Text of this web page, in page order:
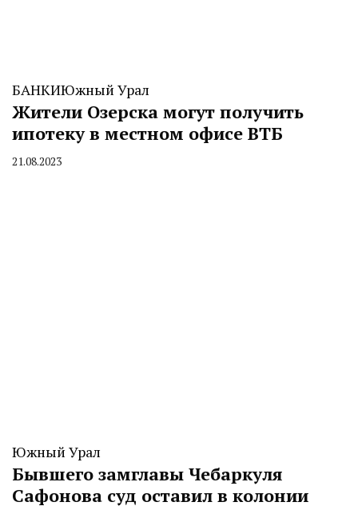
БАНКИЮжный Урал
Жители Озерска могут получить
ипотеку в местном офисе ВТБ
By
21.08.2023
Южный Урал
Бывшего замглавы Чебаркуля
Сафонова суд оставил в колонии